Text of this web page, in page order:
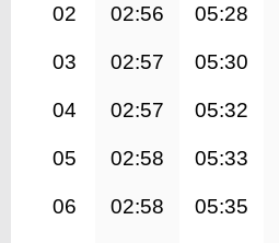
02 02:56 05:28
03 02:57 05:30
04 02:57 05:32
05 02:58 05:33
06 02:58 05:35